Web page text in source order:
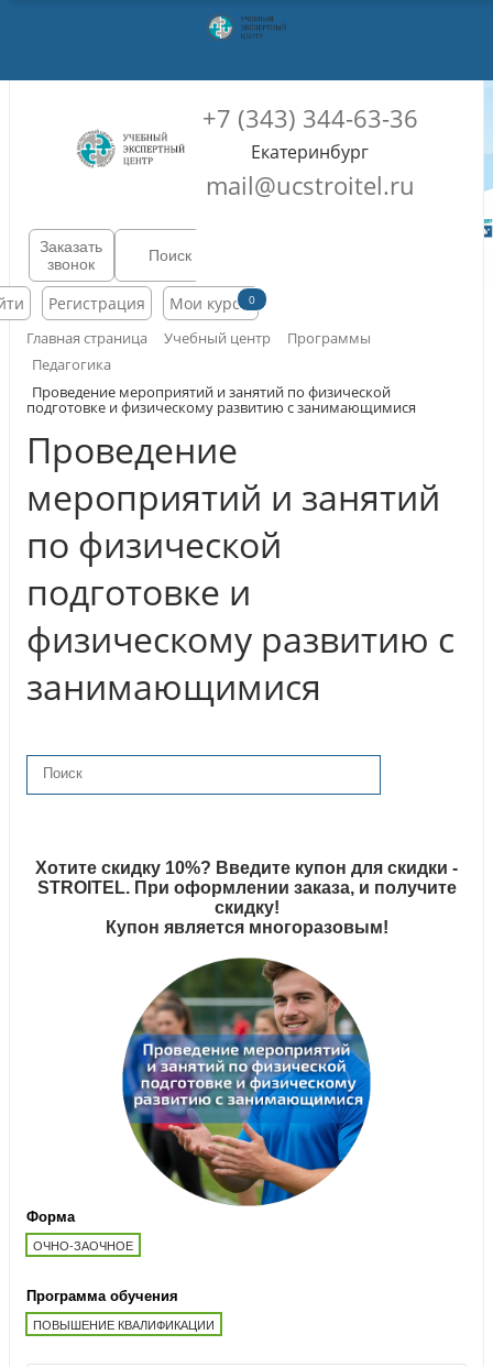
+7 (343) 344-63-36
Екатеринбург
mail@ucstroitel.ru
Заказать
звонок
Регистрация Мои курсы0
Главная страница Учебный центр
Программы
Педагогика
Проведение мероприятий и занятий по физической
подготовке и физическому развитию с занимающимися
Проведение
мероприятий и занятий
по физической
подготовке и
физическому развитию с
занимающимися
Хотите скидку 10%? Введите купон для скидки -
STROITEL. При оформлении заказа, и получите
скидку!
Купон является многоразовым!
Форма
ОЧНО-ЗАОЧНОЕ
Программа обучения
ПОВЫШЕНИЕ КВАЛИФИКАЦИИ